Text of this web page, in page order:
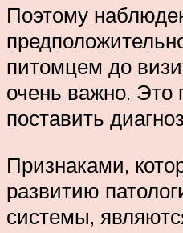
Поэтому
питомцем до
очень важно. Это
поставить диагноз
Признаками,
развитию
системы,